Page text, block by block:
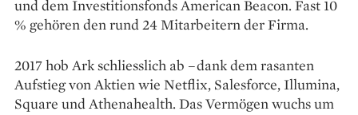
und dem Investitionsfonds American Beacon. Fast 10
% gehören den rund 24 Mitarbeitern der Firma.
2017 hob Ark schliesslich ab –dank dem rasanten
Aufstieg von Aktien wie Netflix, Salesforce, ­Illumina,
Square und ­Athenahealth. Das Vermögen wuchs um